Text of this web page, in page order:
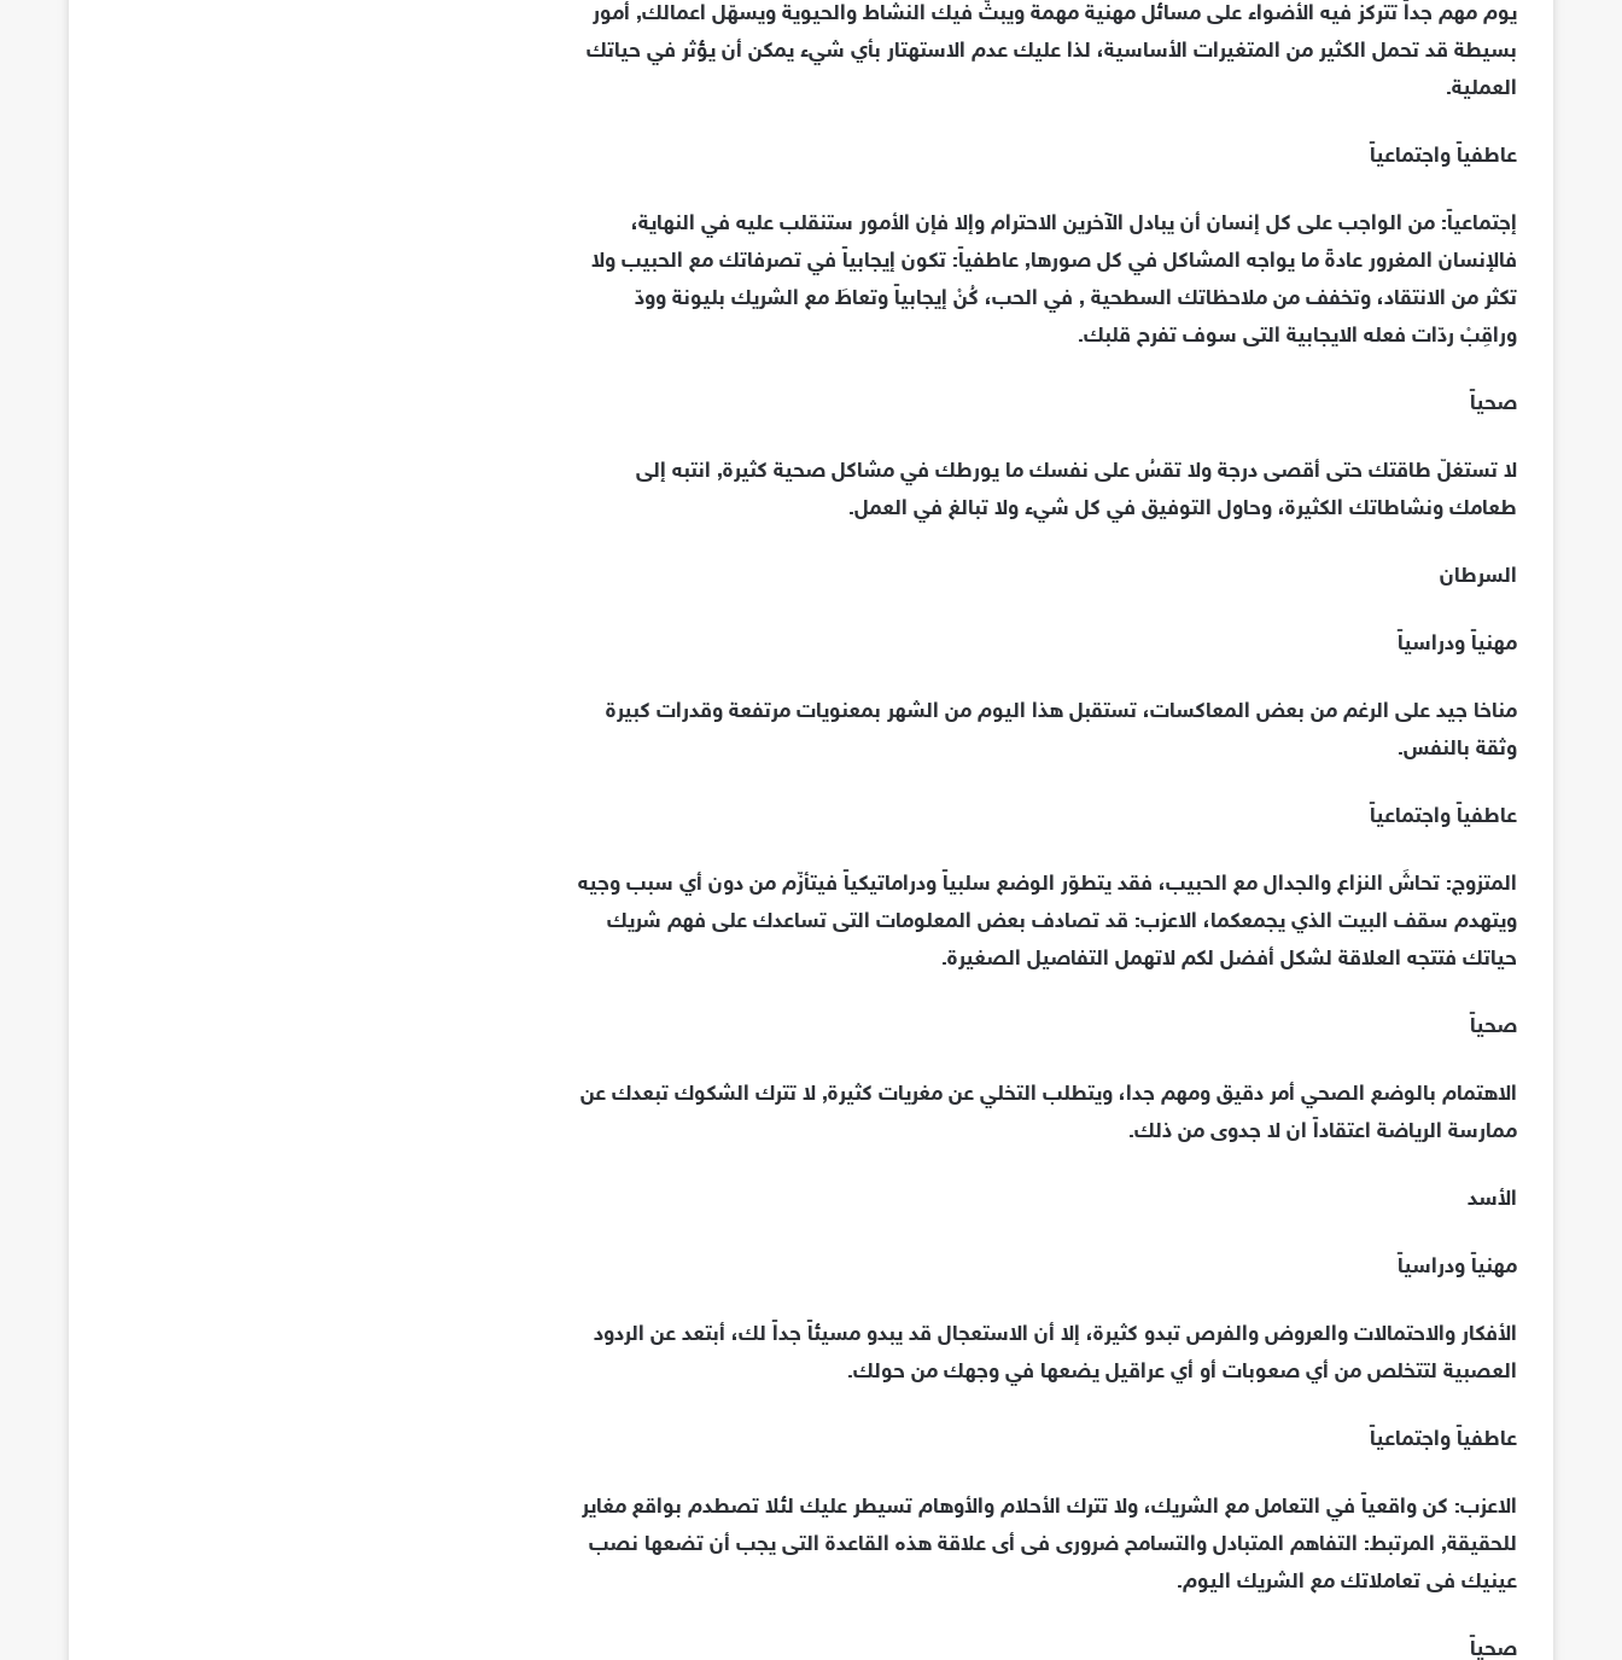
يوم مهم جداً تتركز فيه الأضواء على مسائل مهنية مهمة ويبثّ فيك النشاط والحيوية ويسهّل اعمالك, أمور
بسيطة قد تحمل الكثير من المتغيرات الأساسية، لذا عليك عدم الاستهتار بأي شيء يمكن أن يؤثر في حياتك
العملية.
عاطفياً واجتماعياً
إجتماعياً: من الواجب على كل إنسان أن يبادل الآخرين الاحترام وإلا فإن الأمور ستنقلب عليه في النهاية،
فالإنسان المغرور عادةً ما يواجه المشاكل في كل صورها, عاطفياً: تكون إيجابياً في تصرفاتك مع الحبيب ولا
تكثر من الانتقاد، وتخفف من ملاحظاتك السطحية , في الحب، كُنْ إيجابياً وتعاطَ مع الشريك بليونة وودّ
وراقِبْ ردّات فعله الايجابية التى سوف تفرح قلبك.
صحياً
لا تستغلّ طاقتك حتى أقصى درجة ولا تقسُ على نفسك ما يورطك في مشاكل صحية كثيرة, انتبه إلى
طعامك ونشاطاتك الكثيرة، وحاول التوفيق في كل شيء ولا تبالغ في العمل.
السرطان
مهنياً ودراسياً
مناخا جيد على الرغم من بعض المعاكسات، تستقبل هذا اليوم من الشهر بمعنويات مرتفعة وقدرات كبيرة
وثقة بالنفس.
عاطفياً واجتماعياً
المتزوج: تحاشَ النزاع والجدال مع الحبيب، فقد يتطوّر الوضع سلبياً ودراماتيكياً فيتأزّم من دون أي سبب وجيه
ويتهدم سقف البيت الذي يجمعكما، الاعزب: قد تصادف بعض المعلومات التى تساعدك على فهم شريك
حياتك فتتجه العلاقة لشكل أفضل لكم لاتهمل التفاصيل الصغيرة.
صحياً
الاهتمام بالوضع الصحي أمر دقيق ومهم جدا، ويتطلب التخلي عن مغريات كثيرة, لا تترك الشكوك تبعدك عن
ممارسة الرياضة اعتقاداً ان لا جدوى من ذلك.
الأسد
مهنياً ودراسياً
الأفكار والاحتمالات والعروض والفرص تبدو كثيرة، إلا أن الاستعجال قد يبدو مسيئاً جداً لك، أبتعد عن الردود
العصبية لتتخلص من أي صعوبات أو أي عراقيل يضعها في وجهك من حولك.
عاطفياً واجتماعياً
الاعزب: كن واقعياً في التعامل مع الشريك، ولا تترك الأحلام والأوهام تسيطر عليك لئلا تصطدم بواقع مغاير
للحقيقة, المرتبط: التفاهم المتبادل والتسامح ضرورى فى أى علاقة هذه القاعدة التى يجب أن تضعها نصب
عينيك فى تعاملاتك مع الشريك اليوم.
صحياً